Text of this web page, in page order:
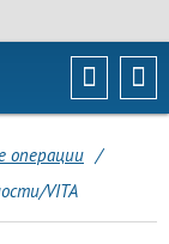
операции /
VITA